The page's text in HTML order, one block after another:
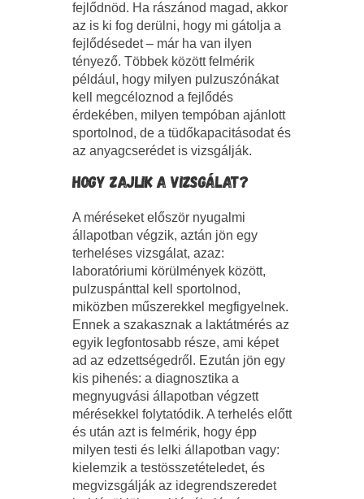
fejlődnöd. Ha rászánod magad, akkor
az is ki fog derülni, hogy mi gátolja a
fejlődésedet – már ha van ilyen
tényező. Többek között felmérik
például, hogy milyen pulzuszónákat
kell megcéloznod a fejlődés
érdekében, milyen tempóban ajánlott
sportolnod, de a tüdőkapacitásodat és
az anyagcserédet is vizsgálják.
HOGY ZAJLIK A VIZSGÁLAT?
A méréseket először nyugalmi
állapotban végzik, aztán jön egy
terheléses vizsgálat, azaz:
laboratóriumi körülmények között,
pulzuspánttal kell sportolnod,
miközben műszerekkel megfigyelnek.
Ennek a szakasznak a laktátmérés az
egyik legfontosabb része, ami képet
ad az edzettségedről. Ezután jön egy
kis pihenés: a diagnosztika a
megnyugvási állapotban végzett
mérésekkel folytatódik. A terhelés előtt
és után azt is felmérik, hogy épp
milyen testi és lelki állapotban vagy:
kielemzik a testösszetételedet, és
megvizsgálják az idegrendszeredet